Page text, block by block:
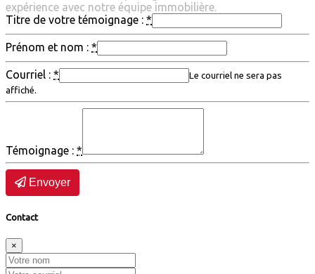
expérience avec notre équipe immobilière.
Titre de votre témoignage : *
Prénom et nom : *
Courriel : *
Le courriel ne sera pas
affiché.
Témoignage : *
Envoyer
Contact
×